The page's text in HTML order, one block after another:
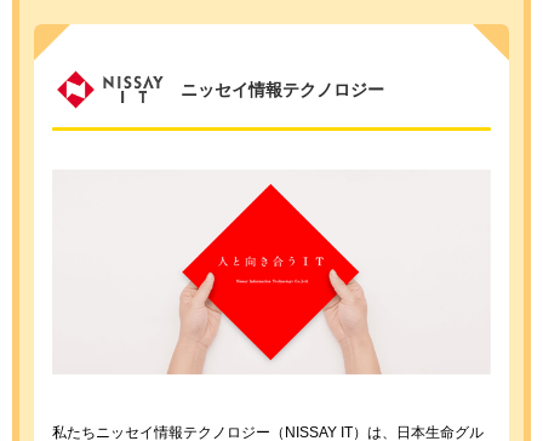
ニッセイ情報テクノロジー
私たちニッセイ情報テクノロジー（NISSAY IT）は、日本生命グル